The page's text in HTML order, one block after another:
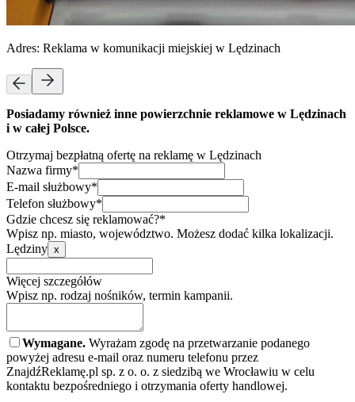
Adres: Reklama w komunikacji miejskiej w Lędzinach
Posiadamy również inne powierzchnie reklamowe w Lędzinach
i w całej Polsce.
Otrzymaj bezpłatną ofertę na reklamę w Lędzinach
Nazwa firmy*
E-mail służbowy*
Telefon służbowy*
Gdzie chcesz się reklamować?*
Wpisz np. miasto, województwo. Możesz dodać kilka lokalizacji.
Lędziny x
Więcej szczegółów
Wpisz np. rodzaj nośników, termin kampanii.
Wymagane. Wyrażam zgodę na przetwarzanie podanego
powyżej adresu e-mail oraz numeru telefonu przez
ZnajdźReklamę.pl sp. z o. o. z siedzibą we Wrocławiu w celu
kontaktu bezpośredniego i otrzymania oferty handlowej.